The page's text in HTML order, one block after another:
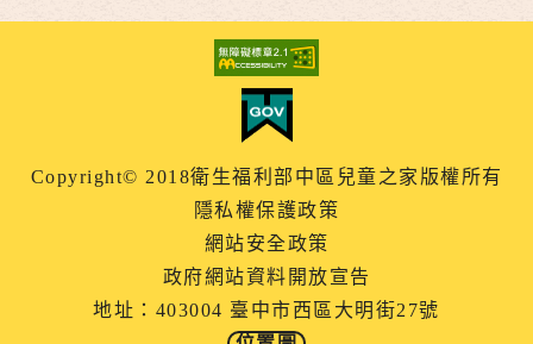
Copyright© 2018衛生福利部中區兒童之家版權所有
隱私權保護政策
網站安全政策
政府網站資料開放宣告
地址：403004 臺中市西區大明街27號